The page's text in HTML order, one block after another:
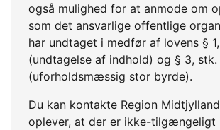
også mulighed for at anmode om
som det ansvarlige offentlige
har undtaget i medfør af lovens §
(undtagelse af indhold) og § 3, stk.
(uforholdsmæssig stor byrde).
Du kan kontakte Region
oplever, at der er ikke-tilgængeligt